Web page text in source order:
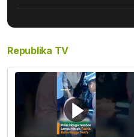
Republika TV